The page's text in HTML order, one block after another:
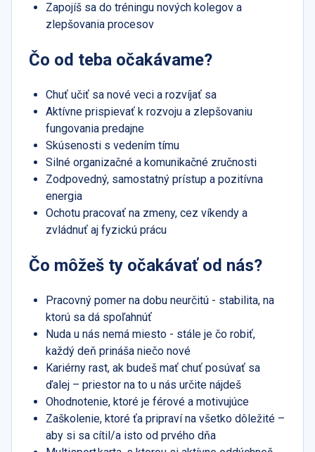
Zapojíš sa do tréningu nových kolegov a
zlepšovania procesov
Čo od teba očakávame?
Chuť učiť sa nové veci a rozvíjať sa
Aktívne prispievať k rozvoju a zlepšovaniu
fungovania predajne
Skúsenosti s vedením tímu
Silné organizačné a komunikačné zručnosti
Zodpovedný, samostatný prístup a pozitívna
energia
Ochotu pracovať na zmeny, cez víkendy a
zvládnuť aj fyzickú prácu
Čo môžeš ty očakávať od nás?
Pracovný pomer na dobu neurčitú - stabilita, na
ktorú sa dá spoľahnúť
Nuda u nás nemá miesto - stále je čo robiť,
každý deň prináša niečo nové
Kariérny rast, ak budeš mať chuť posúvať sa
ďalej – priestor na to u nás určite nájdeš
Ohodnotenie, ktoré je férové a motivujúce
Zaškolenie, ktoré ťa pripraví na všetko dôležité –
aby si sa cítil/a isto od prvého dňa